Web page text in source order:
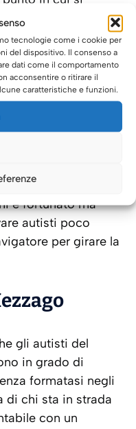
tecnologie come i cookie per
del dispositivo. Il consenso a
dati come il comportamento
acconsentire o ritirare il
caratteristiche e funzioni.
la app a cui è
è possibile
il che è molto
fa storcere il
cioè dei privati
qualcosa
Salta subito
autisti esperti ma
mezzo e il
è fortunato ma
autisti poco
per girare la
gli autisti del
in grado di
formatasi negli
di chi sta in strada
con un